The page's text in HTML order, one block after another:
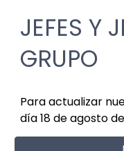
JEFES Y
GRUPO
Para actualizar
día 18 de agosto